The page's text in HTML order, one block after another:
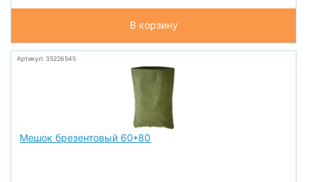
В корзину
Артикул: 35226545
Мешок брезентовый 60*80